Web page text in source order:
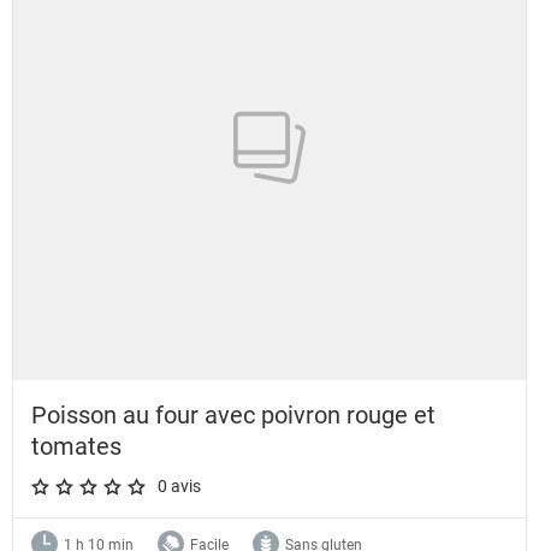
Poisson au four avec poivron rouge et
tomates
A star rating of 0 out of 5.
0 avis
1 h 10 min Facile Sans gluten